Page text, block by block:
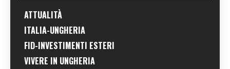
ATTUALITÀ
ITALIA-UNGHERIA
FID-INVESTIMENTI ESTERI
VIVERE IN UNGHERIA